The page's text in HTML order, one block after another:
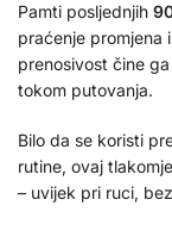
Pamti posljednjih
praćenje promjena
prenosivost čine
tokom putovanja.
Bilo da se koristi
rutine, ovaj
– uvijek pri ruci,